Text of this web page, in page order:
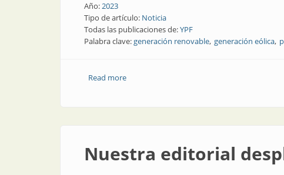
Año:2023
Tipo de artículo: Noticia
Todas las publicaciones de:YPF
Palabra clave:generación renovable generación eólica
Read moreabout Aerogeneradores tecnológicos en un
Nuestra editorial